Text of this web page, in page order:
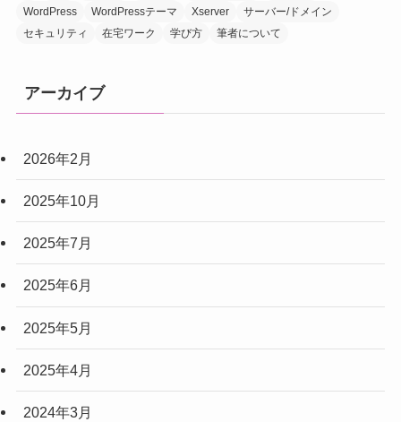
WordPress
WordPressテーマ Xserver
サーバー/ドメイン
セキュリティ
在宅ワーク 学び方 筆者について
アーカイブ
2026年2月
2025年10月
2025年7月
2025年6月
2025年5月
2025年4月
2024年3月